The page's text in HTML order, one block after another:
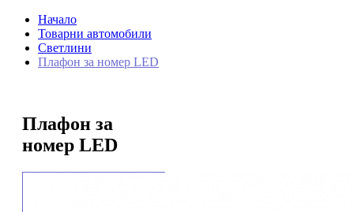
Начало
Товарни автомобили
Светлини
Плафон за номер LED
Плафон за
номер LED